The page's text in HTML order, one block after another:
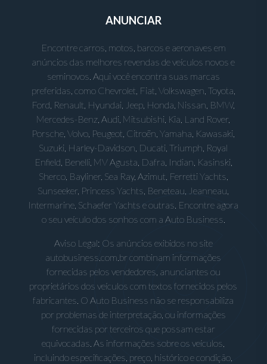
ANUNCIAR
Encontre carros, motos, barcos e aeronaves em
anúncios das melhores revendas de veículos novos e
seminovos. Aqui você encontra suas marcas
preferidas, como Chevrolet, Fiat, Volkswagen, Toyota,
Ford, Renault, Hyundai, Jeep, Honda, Nissan, BMW,
Mercedes-Benz, Audi, Mitsubishi, Kia, Land Rover,
Porsche, Volvo, Peugeot, Citroën, Yamaha, Kawasaki,
Suzuki, Harley-Davidson, Ducati, Triumph, Royal
Enfield, Benelli, MV Agusta, Dafra, Indian, Kasinski,
Sherco, Bayliner, Sea Ray, Azimut, Ferretti Yachts,
Sunseeker, Princess Yachts, Beneteau, Jeanneau,
Intermarine, Schaefer Yachts e outras. Encontre agora
o seu veículo dos sonhos com a Auto Business.
Aviso Legal: Os anúncios exibidos no site
autobusiness.com.br combinam informações
fornecidas pelos vendedores, anunciantes ou
proprietários dos veículos com textos fornecidos pelos
fabricantes. O Auto Business não se responsabiliza
por problemas de interpretação, ou informações
fornecidas por terceiros que possam estar
equivocadas. As informações sobre os veículos,
incluindo especificações, preço, histórico e condição,